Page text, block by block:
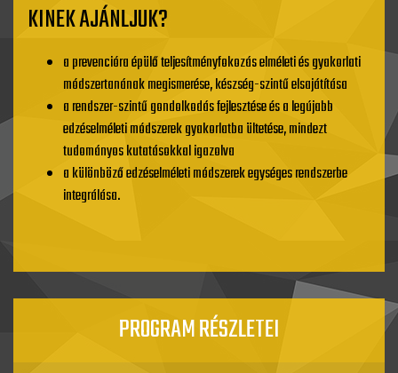
KINEK AJÁNLJUK?
a prevencióra épülő teljesítményfokozás elméleti és gyakorlati
módszertanának megismerése, készség-szintű elsajátítása
a rendszer-szintű gondolkodás fejlesztése és a legújabb
edzéselméleti módszerek gyakorlatba ültetése, mindezt
tudományos kutatásokkal igazolva
a különböző edzéselméleti módszerek egységes rendszerbe
integrálása.
PROGRAM RÉSZLETEI